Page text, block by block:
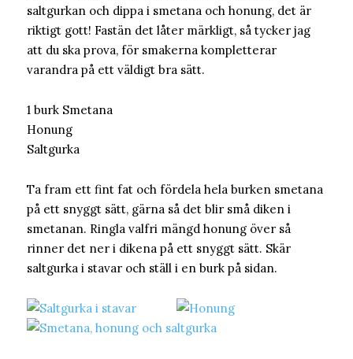
saltgurkan och dippa i smetana och honung, det är
riktigt gott! Fastän det låter märkligt, så tycker jag
att du ska prova, för smakerna kompletterar
varandra på ett väldigt bra sätt.
1 burk Smetana
Honung
Saltgurka
Ta fram ett fint fat och fördela hela burken smetana
på ett snyggt sätt, gärna så det blir små diken i
smetanan. Ringla valfri mängd honung över så
rinner det ner i dikena på ett snyggt sätt. Skär
saltgurka i stavar och ställ i en burk på sidan.